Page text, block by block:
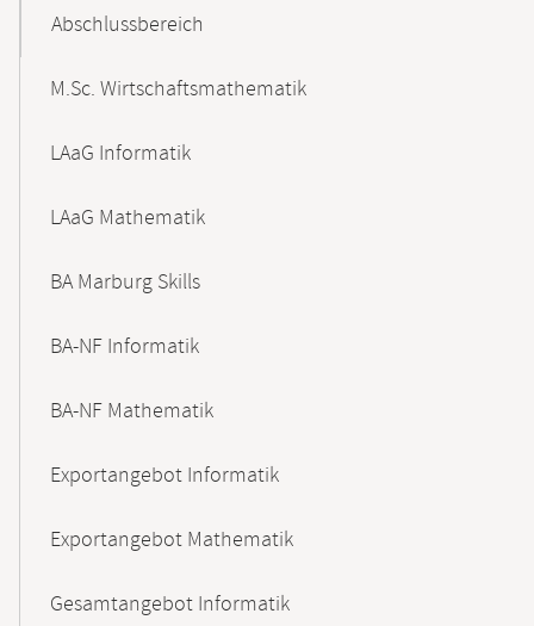
Abschlussbereich
M.Sc. Wirtschaftsmathematik
LAaG Informatik
LAaG Mathematik
BA Marburg Skills
BA-NF Informatik
BA-NF Mathematik
Exportangebot Informatik
Exportangebot Mathematik
Gesamtangebot Informatik